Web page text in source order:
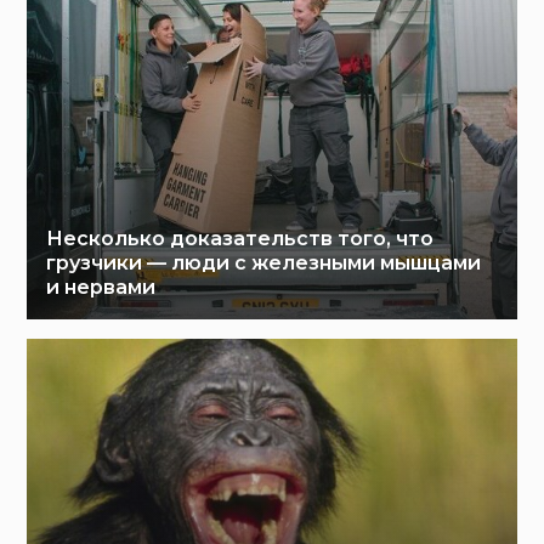
Несколько доказательств того, что
грузчики — люди с железными мышцами
и нервами